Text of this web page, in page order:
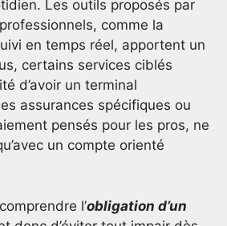
Les outils proposés par
comme la
en temps réel, apportent un
certains services ciblés
d’avoir un terminal
assurances spécifiques ou
pensés pour les pros, ne
un compte orienté
l’obligation d’un